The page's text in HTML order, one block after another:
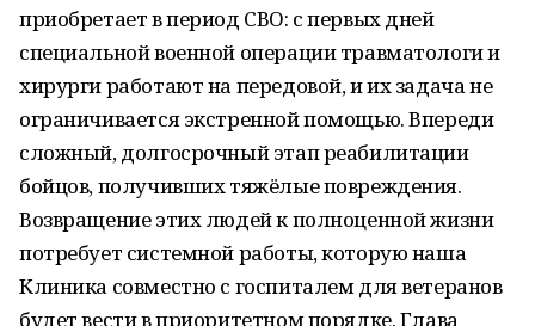
приобретает в период СВО: с первых дней
специальной военной операции травматологи и
хирурги работают на передовой, и их задача не
ограничивается экстренной помощью. Впереди
сложный, долгосрочный этап реабилитации
бойцов, получивших тяжёлые повреждения.
Возвращение этих людей к полноценной жизни
потребует системной работы, которую наша
Клиника совместно с госпиталем для ветеранов
будет вести в приоритетном порядке. Глава